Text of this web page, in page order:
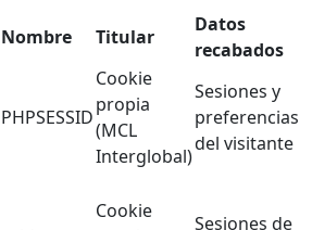
Nombre Titular
Datos
recabados
PHPSESSID
Cookie
propia
(MCL
Interglobal)
Sesiones y
preferencias
del visitante
Cookie
Sesiones de